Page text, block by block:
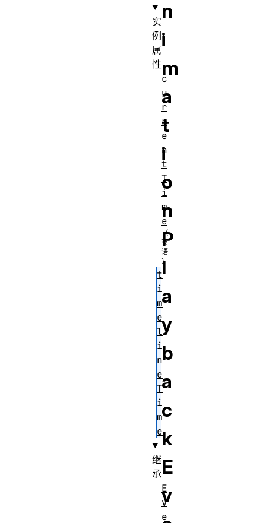
n
i
m
a
t
i
o
n
P
l
a
y
b
a
c
k
E
v
实
例
属
性
c
u
r
r
e
n
t
T
i
m
e
t
i
m
e
l
i
n
e
T
i
m
e
继
承
E
v
e